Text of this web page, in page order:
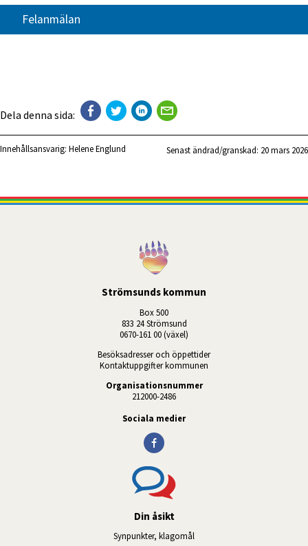
Felanmälan
Dela denna sida:
Innehållsansvarig: Helene Englund Senast ändrad/granskad: 20 mars 2026
Strömsunds kommun
Box 500
833 24 Strömsund
0670-161 00 (växel)
Besöksadresser och öppettider
Kontaktuppgifter kommunen
Organisationsnummer
212000-2486
Sociala medier
Din åsikt
Synpunkter, klagomål